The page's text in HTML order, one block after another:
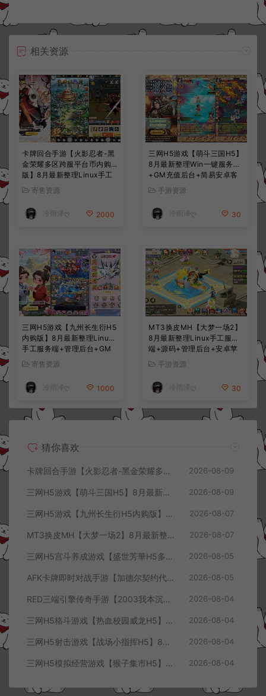
相关资源
卡牌回合手游【火影忍者-黑
金荣耀多区跨服平台币内购
版】8月最新整理Linux手工
服务端+CDK授权后台+安卓
+详细搭建教程+视频教程
寄售资源
冷雨泽ღ 2000
三网H5游戏【萌斗三国H5】
8月最新整理Win一键服务端
+GM充值后台+简易安卓客
户端+详细搭建教程+视频教
手游资源
冷雨泽ღ 30
三网H5游戏【九州长生衍H5
内购版】8月最新整理Linux
手工服务端+管理后台+GM
授权后台+简易安卓客户端
+详细搭建教程+视频教程
寄售资源
冷雨泽ღ 1000
MT3换皮MH【大梦一场2】
8月最新整理Linux手工服务
端+源码+管理后台+安卓苹
果双端+详细搭建教程+视频
教程
手游资源
冷雨泽ღ 30
猜你喜欢
卡牌回合手游【火影忍者-黑金荣耀多区跨服平台币内购版】8月最新整理Linux手工服务端+CDK授权后台+安卓+详细搭建教程+视频教程 2026-08-09
三网H5游戏【萌斗三国H5】8月最新整理Win一键服务端+GM充值后台+简易安卓客户端+详细搭建教程+视频教程 2026-08-09
三网H5游戏【九州长生衍H5内购版】8月最新整理Linux手工服务端+管理后台+GM授权后台+简易安卓客户端+详细搭建教程+视频教程 2026-08-07
MT3换皮MH【大梦一场2】8月最新整理Linux手工服务端+源码+管理后台+安卓苹果双端+详细搭建教程+视频教程 2026-08-07
三网H5宫斗养成游戏【盛世芳華H5多区跨服代金券内购优化版】8月最新整理Linux手工服务端+CDK授权后台+全资源安卓+详细搭建教程+视频教程 2026-08-05
AFK卡牌即时对战手游【加德尔契约代金券内购修复版】8月最新整理Linux手工服务端+前后端全套源码+CDK授权后台+安卓苹果双端+详细搭建教程+视频教程 2026-08-05
RED三端引擎传奇手游【2003我本沉默三职业】8月最新整理Win一键服务端+PC安卓+详细搭建教程 2026-08-04
三网H5格斗游戏【热血校园威龙H5】8月最新整理Linux手工服务端+Win一键服务端+解压即玩+简易安卓客户端+详细搭建教程 2026-08-04
三网H5射击游戏【战场小指挥H5】8月最新整理Linux手工服务端+Win一键服务端+解压即玩+简易安卓客户端+详细搭建教程 2026-08-04
三网H5模拟经营游戏【猴子集市H5】8月最新整理Linux手工服务端+Win一键服务端+解压即玩+简易安卓客户端+详细搭建教程 2026-08-04